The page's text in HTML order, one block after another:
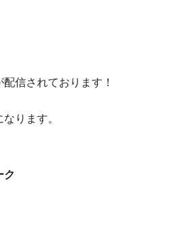
信されております！
ります。
ク